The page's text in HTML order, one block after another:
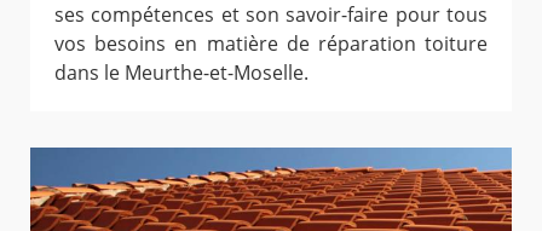
ses compétences et son savoir-faire pour tous
vos besoins en matière de réparation toiture
dans le Meurthe-et-Moselle.